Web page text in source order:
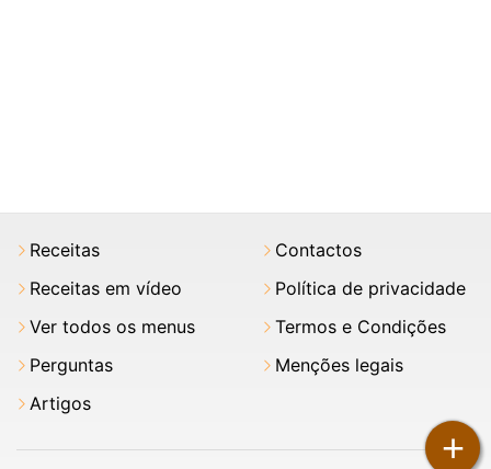
+
Receitas
Receitas em vídeo
Ver todos os menus
Perguntas
Artigos
Contactos
Política de privacidade
Termos e Condições
Menções legais